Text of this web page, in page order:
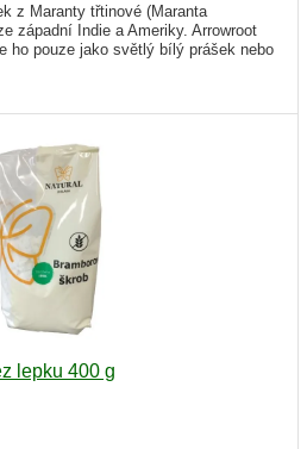
z Maranty třtinové (Maranta
západní Indie a Ameriky. Arrowroot
ho pouze jako světlý bílý prášek nebo
lepku 400 g